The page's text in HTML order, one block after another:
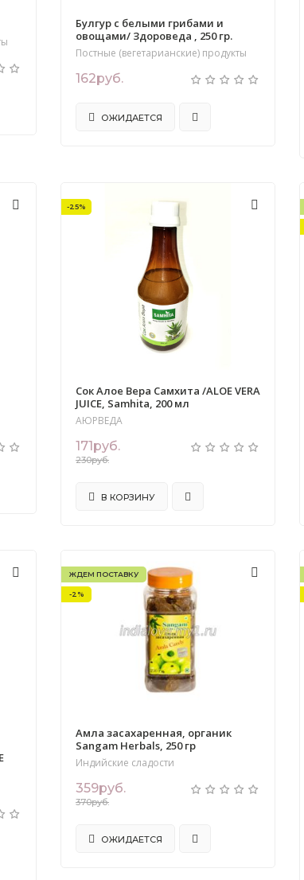
Булгур с белыми грибами и
овощами/ Здороведа , 250 гр.
Постные (вегетарианские) продукты
162руб.
ОЖИДАЕТСЯ
-25%
Сок Алое Вера Самхита /ALOE VERA
JUICE, Samhita, 200 мл
АЮРВЕДА
171руб.
230руб.
В КОРЗИНУ
ЖДЕМ ПОСТАВКУ
-2%
Амла засахаренная, органик
Sangam Herbals, 250 гр
Индийские сладости
359руб.
370руб.
ОЖИДАЕТСЯ